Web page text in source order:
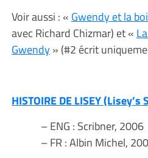
Voir aussi : « Gwendy et la
avec Richard Chizmar) et «
Gwendy» (#2 écrit
HISTOIRE DE LISEY (Lisey’s
– ENG : Scribner, 2006
– FR : Albin Michel,